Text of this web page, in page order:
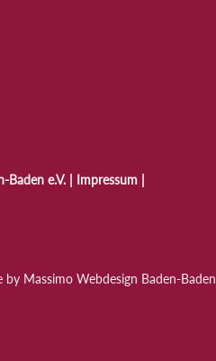
Baden e.V. | Impressum
by Massimo Webdesign Baden-Baden